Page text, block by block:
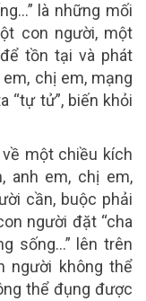
là những mối
con người, một
tồn tại và phát
chị em, mạng
“tự tử”, biến khỏi
về một chiều kích
anh em, chị em,
cần, buộc phải
người đặt “cha
sống…” lên trên
người không thể
thể đụng được